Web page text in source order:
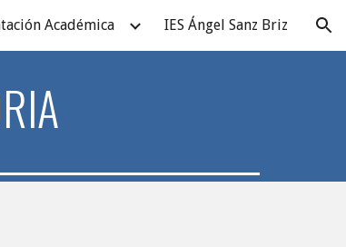
Académica IES Ángel Sanz Briz